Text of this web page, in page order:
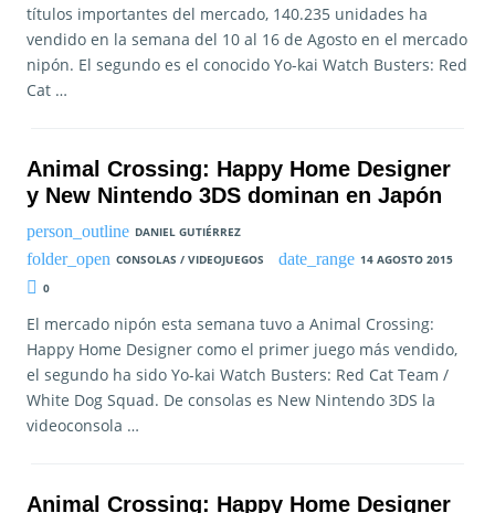
títulos importantes del mercado, 140.235 unidades ha
vendido en la semana del 10 al 16 de Agosto en el mercado
nipón. El segundo es el conocido Yo-kai Watch Busters: Red
Cat …
Animal Crossing: Happy Home Designer
y New Nintendo 3DS dominan en Japón
DANIEL GUTIÉRREZ
CONSOLAS / VIDEOJUEGOS
14 AGOSTO 2015
0
El mercado nipón esta semana tuvo a Animal Crossing:
Happy Home Designer como el primer juego más vendido,
el segundo ha sido Yo-kai Watch Busters: Red Cat Team /
White Dog Squad. De consolas es New Nintendo 3DS la
videoconsola …
Animal Crossing: Happy Home Designer